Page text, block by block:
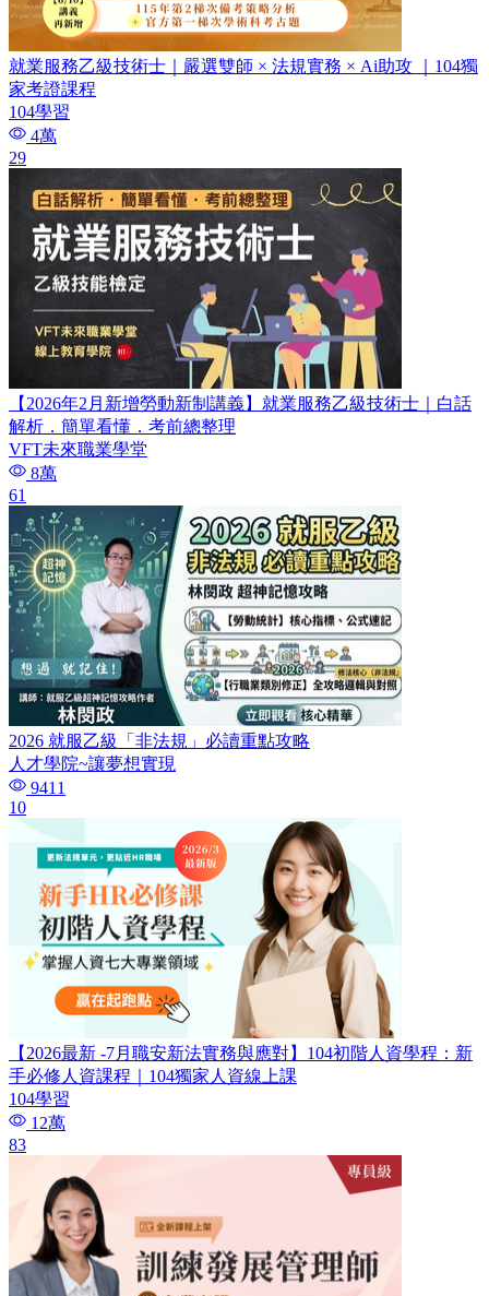
就業服務乙級技術士｜嚴選雙師 × 法規實務 × Ai助攻 ｜104獨
家考證課程
104學習
4萬
29
【2026年2月新增勞動新制講義】就業服務乙級技術士｜白話
解析．簡單看懂．考前總整理
VFT未來職業學堂
8萬
61
2026 就服乙級「非法規」必讀重點攻略
人才學院~讓夢想實現
9411
10
【2026最新 -7月職安新法實務與應對】104初階人資學程：新
手必修人資課程｜104獨家人資線上課
104學習
12萬
83